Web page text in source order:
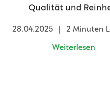
Qualität und
28.04.2025 2 Minuten
Weiterlesen